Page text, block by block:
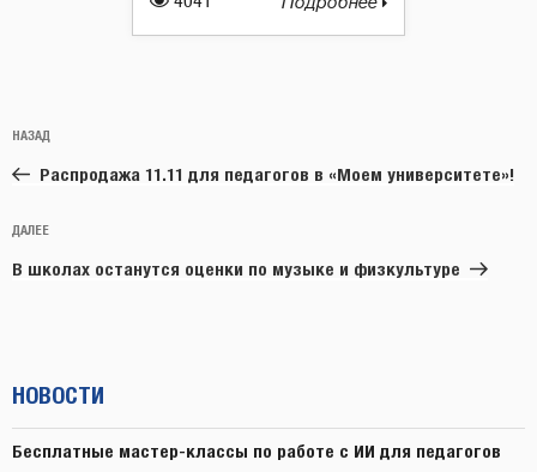
по
записям
Предыдущая
запись:
НАЗАД
Распродажа 11.11 для педагогов в «Моем университете»!
Следующая
запись
ДАЛЕЕ
В школах останутся оценки по музыке и физкультуре
НОВОСТИ
Бесплатные мастер-классы по работе с ИИ для педагогов